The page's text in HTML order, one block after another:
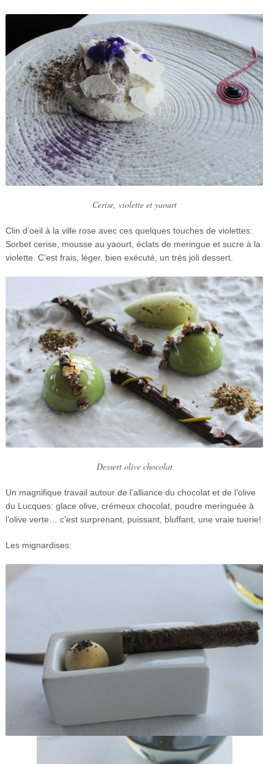
Cerise, violette et yaourt
Clin d’oeil à la ville rose avec ces quelques touches de violettes:
Sorbet cerise, mousse au yaourt, éclats de meringue et sucre à la
violette. C’est frais, léger, bien exécuté, un très joli dessert.
Dessert olive chocolat
Un magnifique travail autour de l’alliance du chocolat et de l’olive
du Lucques: glace olive, crémeux chocolat, poudre meringuée à
l’olive verte… c’est surprenant, puissant, bluffant, une vraie tuerie!
Les mignardises: